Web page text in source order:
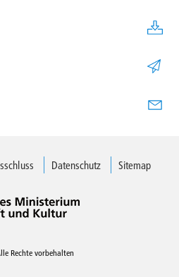
Datenschutz Sitemap
Rechte vorbehalten